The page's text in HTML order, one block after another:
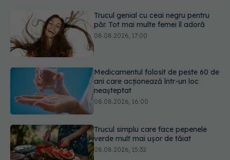
Medicamentul folosit de peste 60 de
ani care acționează într-un loc
neașteptat
Trucul simplu care face pepenele
verde mult mai ușor de tăiat
08.08.2026, 15:32
Diagnosticele de autism la fete au
crescut după pandemia de COVID-
19